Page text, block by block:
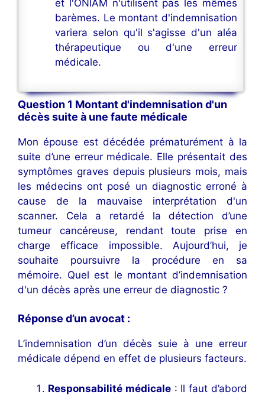
et l'ONIAM n'utilisent pas les mêmes
barèmes. Le montant d'indemnisation
variera selon qu'il s'agisse d'un aléa
thérapeutique ou d'une erreur
médicale.
Question 1 Montant d'indemnisation d'un
décès suite à une faute médicale
Mon épouse est décédée prématurément à la
suite d’une erreur médicale. Elle présentait des
symptômes graves depuis plusieurs mois, mais
les médecins ont posé un diagnostic erroné à
cause de la mauvaise interprétation d'un
scanner. Cela a retardé la détection d’une
tumeur cancéreuse, rendant toute prise en
charge efficace impossible. Aujourd’hui, je
souhaite poursuivre la procédure en sa
mémoire. Quel est le montant d’indemnisation
d'un décès après une erreur de diagnostic ?
Réponse d’un avocat :
L’indemnisation d’un décès suie à une erreur
médicale dépend en effet de plusieurs facteurs.
Responsabilité médicale: Il faut d’abord